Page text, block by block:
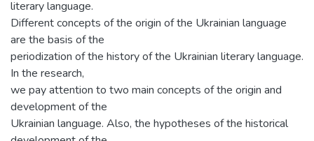
literary language.
Different concepts of the origin of the Ukrainian language
are the basis of the
periodization of the history of the Ukrainian literary language.
In the research,
we pay attention to two main concepts of the origin and
development of the
Ukrainian language. Also, the hypotheses of the historical